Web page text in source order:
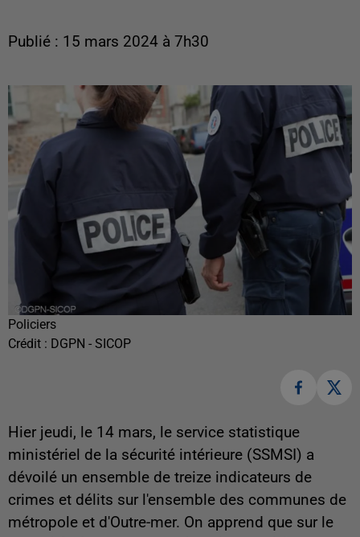
Publié : 15 mars 2024 à 7h30
Policiers
Crédit : DGPN - SICOP
Hier jeudi, le 14 mars, le service statistique
ministériel de la sécurité intérieure (SSMSI) a
dévoilé un ensemble de treize indicateurs de
crimes et délits sur l'ensemble des communes de
métropole et d'Outre-mer. On apprend que sur le